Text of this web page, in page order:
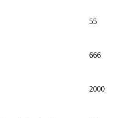
55
666
2000